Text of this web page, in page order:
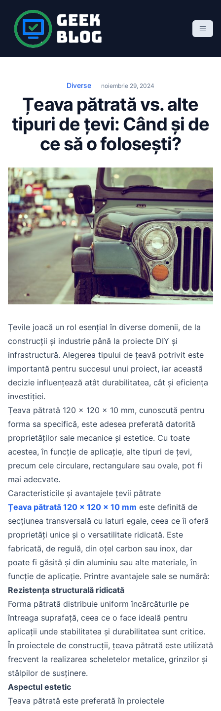
t Geek Blog
blog de marketing online
Diverse noiembrie 29, 2024
Țeava pătrată vs. alte
tipuri de țevi: Când și de
ce să o folosești?
Țevile joacă un rol esențial în diverse domenii, de la
construcții și industrie până la proiecte DIY și
infrastructură. Alegerea tipului de țeavă potrivit este
importantă pentru succesul unui proiect, iar această
decizie influențează atât durabilitatea, cât și eficiența
investiției.
Țeava pătrată 120 x 120 x 10 mm, cunoscută pentru
forma sa specifică, este adesea preferată datorită
proprietăților sale mecanice și estetice. Cu toate
acestea, în funcție de aplicație, alte tipuri de țevi,
precum cele circulare, rectangulare sau ovale, pot fi
mai adecvate.
Caracteristicile și avantajele țevii pătrate
Țeava pătrată 120 x 120 x 10 mm este definită de
secțiunea transversală cu laturi egale, ceea ce îi oferă
proprietăți unice și o versatilitate ridicată. Este
fabricată, de regulă, din oțel carbon sau inox, dar
poate fi găsită și din aluminiu sau alte materiale, în
funcție de aplicație. Printre avantajele sale se numără:
Rezistența structurală ridicată
Forma pătrată distribuie uniform încărcăturile pe
întreaga suprafață, ceea ce o face ideală pentru
aplicații unde stabilitatea și durabilitatea sunt critice.
În proiectele de construcții, țeava pătrată este utilizată
frecvent la realizarea scheletelor metalice, grinzilor și
stâlpilor de susținere.
Aspectul estetic
Țeava pătrată este preferată în proiectele